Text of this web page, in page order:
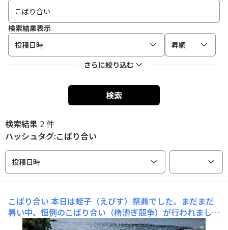
検索結果表示
投稿日時
昇順
さらに絞り込む
検索
検索結果 2 件
ハッシュタグ:こばり合い
投稿日時
こばり合い 本日は蛭子（えびす）祭典でした。まだまだ
暑い中、恒例のこばり合い（櫓漕ぎ競争）が行われまし
た。😄